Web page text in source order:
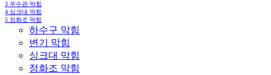
3 우수관 막힘
4 싱크대 막힘
5 정화조 막힘
하수구 막힘
변기 막힘
싱크대 막힘
정화조 막힘